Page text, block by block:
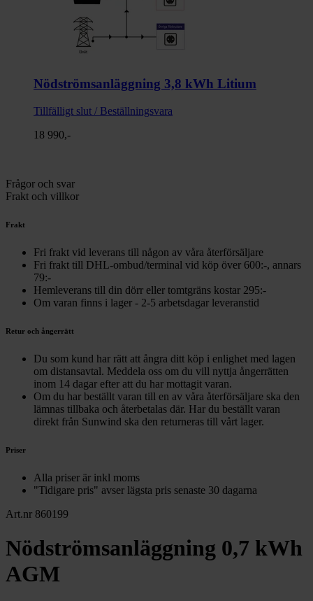
Nödströmsanläggning 3,8 kWh Litium
Tillfälligt slut / Beställningsvara
18 990,-
Frågor och svar
Frakt och villkor
Frakt
Fri frakt vid leverans till någon av våra återförsäljare
Fri frakt till DHL-ombud/terminal vid köp över 600:-, annars
79:-
Hemleverans till din dörr eller tomtgräns kostar 295:-
Om varan finns i lager - 2-5 arbetsdagar leveranstid
Retur och ångerrätt
Du som kund har rätt att ångra ditt köp i enlighet med lagen
om distansavtal. Meddela oss om du vill nyttja ångerrätten
inom 14 dagar efter att du har mottagit varan.
Om du har beställt varan till en av våra återförsäljare ska den
lämnas tillbaka och återbetalas där. Har du beställt varan
direkt från Sunwind ska den returneras till vårt lager.
Priser
Alla priser är inkl moms
"Tidigare pris" avser lägsta pris senaste 30 dagarna
Art.nr 860199
Nödströmsanläggning 0,7 kWh
AGM